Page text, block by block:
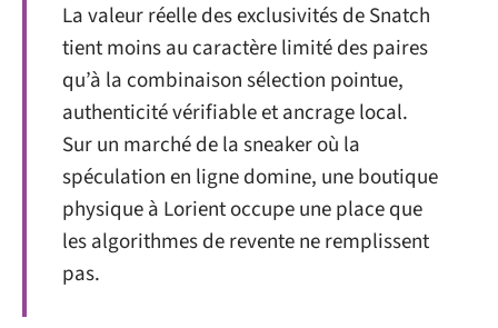
La valeur réelle des exclusivités de Snatch
tient moins au caractère limité des paires
qu’à la combinaison sélection pointue,
authenticité vérifiable et ancrage local.
Sur un marché de la sneaker où la
spéculation en ligne domine, une boutique
physique à Lorient occupe une place que
les algorithmes de revente ne remplissent
pas.